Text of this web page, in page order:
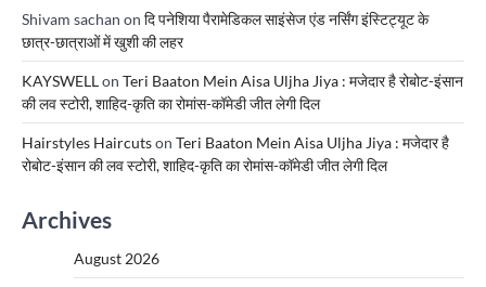
Shivam sachan on दि पनेशिया पैरामेडिकल साइंसेज एंड नर्सिंग इंस्टिट्यूट के
छात्र-छात्राओं में खुशी की लहर
KAYSWELLon Teri Baaton Mein Aisa Uljha Jiya : मजेदार है रोबोट-इंसान
की लव स्टोरी, शाहिद-कृति का रोमांस-कॉमेडी जीत लेगी दिल
Hairstyles Haircutson Teri Baaton Mein Aisa Uljha Jiya : मजेदार है
रोबोट-इंसान की लव स्टोरी, शाहिद-कृति का रोमांस-कॉमेडी जीत लेगी दिल
Archives
August 2026